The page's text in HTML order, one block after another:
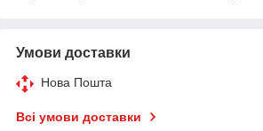
Умови доставки
Нова Пошта
Всі умови доставки